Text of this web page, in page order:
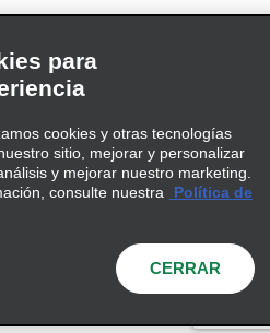
Política de privacidad
cookies
del Consumidor
Todos los derechos
para
cookies y otras tecnologías
sitio, mejorar y personalizar
y mejorar nuestro marketing.
consulte nuestra
Política de
CERRAR